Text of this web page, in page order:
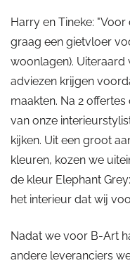
Harry en Tineke:
graag een gietvloer
woonlagen).
adviezen krijgen
maakten. Na 2
van onze
kijken. Uit een groot
kleuren, kozen we
de kleur Elephant
het interieur dat wij
Nadat we voor B-Art
andere leveranciers